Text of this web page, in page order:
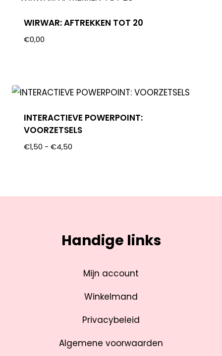
WIRWAR: AFTREKKEN TOT 20
€0,00
INTERACTIEVE POWERPOINT:
VOORZETSELS
€1,50 - €4,50
Handige links
Mijn account
Winkelmand
Privacybeleid
Algemene voorwaarden